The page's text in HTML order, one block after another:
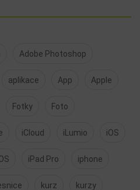
Adobe Photoshop
aplikace App Apple
Fotky Foto
iCloud iLumio iOS
iPad Pro iphone
kurz kurzy